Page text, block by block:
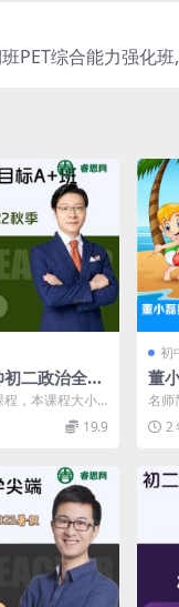
PET综合能力强化
初二政治全国
季
，本课程大小5.
12个文件，VI...
19.9
初
董
标
名师
业
邀请
2